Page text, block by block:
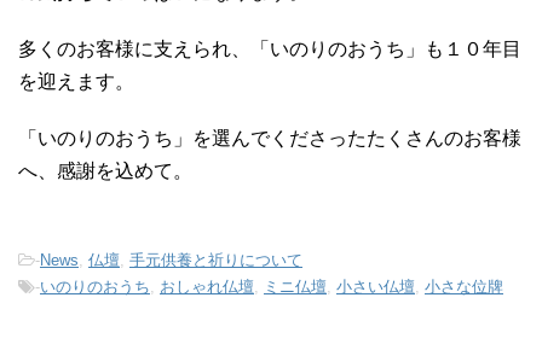
多くのお客様に支えられ、「いのりのおうち」も１０年目
を迎えます。
「いのりのおうち」を選んでくださったたくさんのお客様
へ、感謝を込めて。
-News 仏壇 手元供養と祈りについて
-いのりのおうち おしゃれ仏壇 ミニ仏壇 小さい仏壇 小さな位牌